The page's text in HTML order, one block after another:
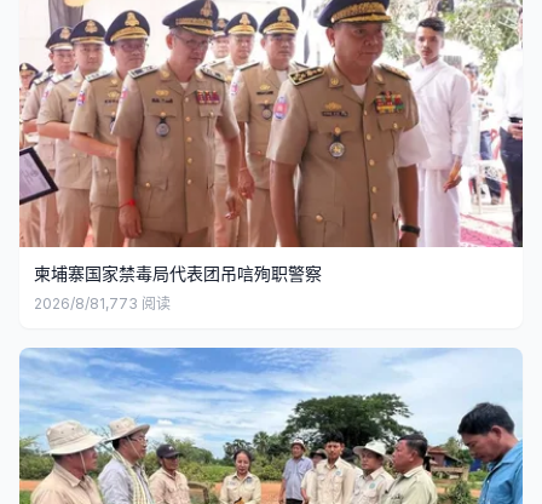
柬埔寨国家禁毒局代表团吊唁殉职警察
2026/8/81,773 阅读